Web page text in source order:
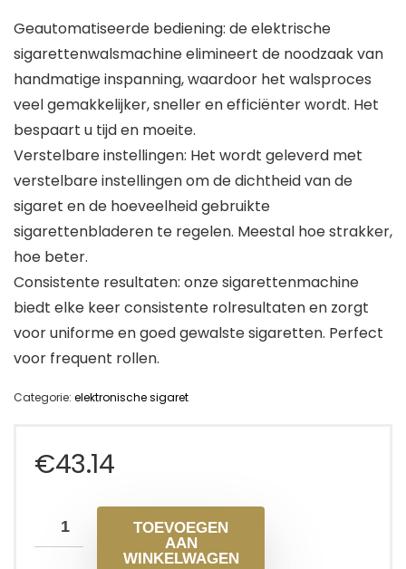
Geautomatiseerde bediening: de elektrische
sigarettenwalsmachine elimineert de noodzaak van
handmatige inspanning, waardoor het walsproces
veel gemakkelijker, sneller en efficiënter wordt. Het
bespaart u tijd en moeite.
Verstelbare instellingen: Het wordt geleverd met
verstelbare instellingen om de dichtheid van de
sigaret en de hoeveelheid gebruikte
sigarettenbladeren te regelen. Meestal hoe strakker,
hoe beter.
Consistente resultaten: onze sigarettenmachine
biedt elke keer consistente rolresultaten en zorgt
voor uniforme en goed gewalste sigaretten. Perfect
voor frequent rollen.
Categorie: elektronische sigaret
€43.14
TOEVOEGEN
AAN
WINKELWAGEN